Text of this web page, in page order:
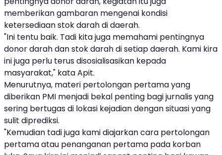
memberikan gambaran mengenai kondisi
ketersediaan stok darah di daerah.
"Ini tentu baik. Tadi kita juga memahami pentingnya
donor darah dan stok darah di setiap daerah. Kami kira
ini juga perlu terus disosialisasikan kepada
masyarakat," kata Apit.
Menurutnya, materi pertolongan pertama yang
diberikan PMI menjadi bekal penting bagi jurnalis yang
sering bertugas di lokasi kejadian dengan situasi yang
sulit diprediksi.
"Kemudian tadi juga kami diajarkan cara pertolongan
pertama atau penanganan pertama pada korban